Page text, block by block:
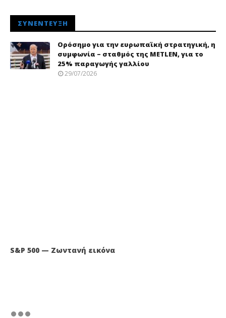
ΣΥΝΈΝΤΕΥΞΗ
Ορόσημο για την ευρωπαϊκή στρατηγική, η
συμφωνία – σταθμός της METLEN, για το
25% παραγωγής γαλλίου
29/07/2026
S&P 500 — Ζωντανή εικόνα